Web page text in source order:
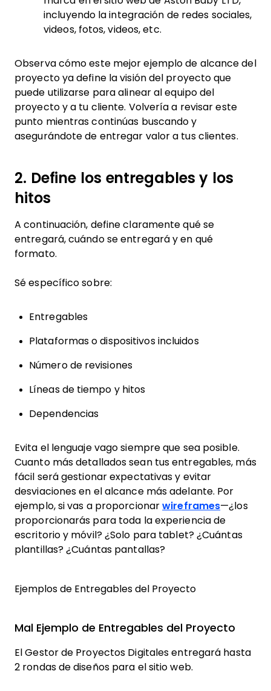
incluyendo la integración de redes sociales,
videos, fotos, videos, etc.
Observa cómo este mejor ejemplo de alcance del
proyecto ya define la visión del proyecto que
puede utilizarse para alinear al equipo del
proyecto y a tu cliente. Volvería a revisar este
punto mientras continúas buscando y
asegurándote de entregar valor a tus clientes.
2. Define los entregables y los
hitos
A continuación, define claramente qué se
entregará, cuándo se entregará y en qué
formato.
Sé específico sobre:
Entregables
Plataformas o dispositivos incluidos
Número de revisiones
Líneas de tiempo y hitos
Dependencias
Evita el lenguaje vago siempre que sea posible.
Cuanto más detallados sean tus entregables, más
fácil será gestionar expectativas y evitar
desviaciones en el alcance más adelante. Por
ejemplo, si vas a proporcionarwireframes—¿los
proporcionarás para toda la experiencia de
escritorio y móvil? ¿Solo para tablet? ¿Cuántas
plantillas? ¿Cuántas pantallas?
Ejemplos de Entregables del Proyecto
Mal Ejemplo de Entregables del Proyecto
El Gestor de Proyectos Digitales entregará hasta
2 rondas de diseños para el sitio web.